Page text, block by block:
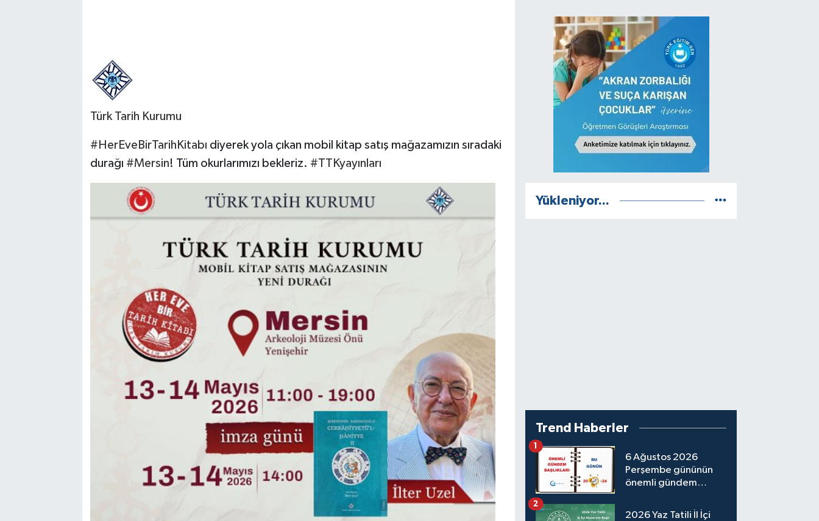
Türk Tarih Kurumu
#HerEveBirTarihKitabı diyerek yola çıkan mobil kitap satış mağazamızın sıradaki
durağı #Mersin! Tüm okurlarımızı bekleriz. #TTKyayınları
Yükleniyor...
Trend Haberler
6 Ağustos 2026
Perşembe gününün
önemli gündem
1
2026 Yaz Tatili İl İçi
2